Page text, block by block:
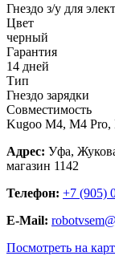
Гнездо з/у для
Цвет
черный
Гарантия
14 дней
Тип
Гнездо зарядки
Совместимость
Kugoo M4, M4 Pro,
Адрес: Уфа,
магазин 1142
Телефон: +7 (905)
E-Mail:
Посмотреть на